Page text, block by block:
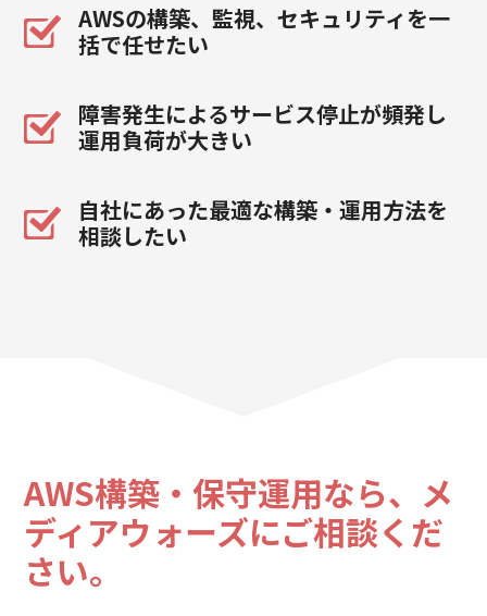
AWSの構築、監視、セキュリティを一
括で任せたい
障害発生によるサービス停止が頻発し
運用負荷が大きい
自社にあった最適な構築・運用方法を
相談したい
AWS構築・保守運用なら、 メ
ディアウォーズにご相談くだ
さい。